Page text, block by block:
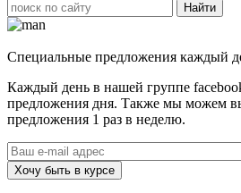
Специальные предложения каждый
Каждый день в нашей группе
предложения дня. Также мы можем
предложения 1 раз в неделю.
Хочу быть в курсе